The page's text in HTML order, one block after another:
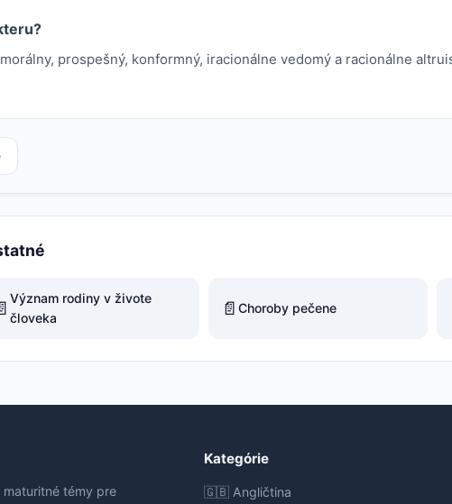
prospešný, konformný, iracionálne vedomý a racionálne
Význam rodiny v živote
človeka
📄 Choroby pečene
maturitné témy pre
Kategórie
🇬🇧 Angličtina